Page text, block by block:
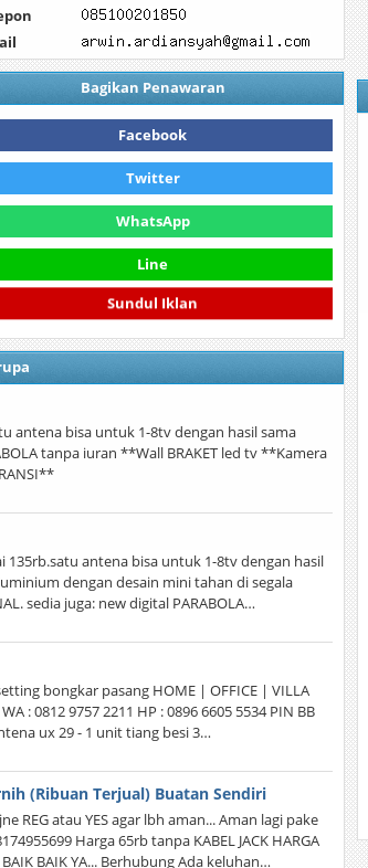
Bagikan Penawaran
Facebook
Twitter
WhatsApp
Line
Sundul Iklan
antena bisa untuk 1-8tv dengan hasil sama
tanpa iuran **Wall BRAKET led tv **Kamera
antena bisa untuk 1-8tv dengan hasil
dengan desain mini tahan di segala
sedia juga: new digital PARABOLA…
bongkar pasang HOME | OFFICE | VILLA
: 0812 9757 2211 HP : 0896 6605 5534 PIN BB
ux 29 - 1 unit tiang besi 3…
(Ribuan Terjual) Buatan Sendiri
REG atau YES agar lbh aman... Aman lagi pake
Harga 65rb tanpa KABEL JACK HARGA
BAIK YA... Berhubung Ada keluhan…